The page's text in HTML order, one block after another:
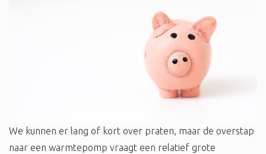
We kunnen er lang of kort over praten, maar de overstap
naar een warmtepomp vraagt een relatief grote